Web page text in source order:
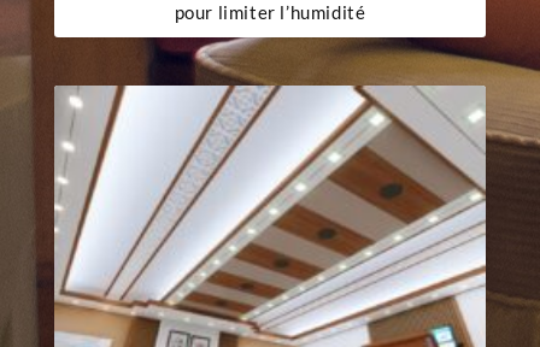
pour limiter l’humidité